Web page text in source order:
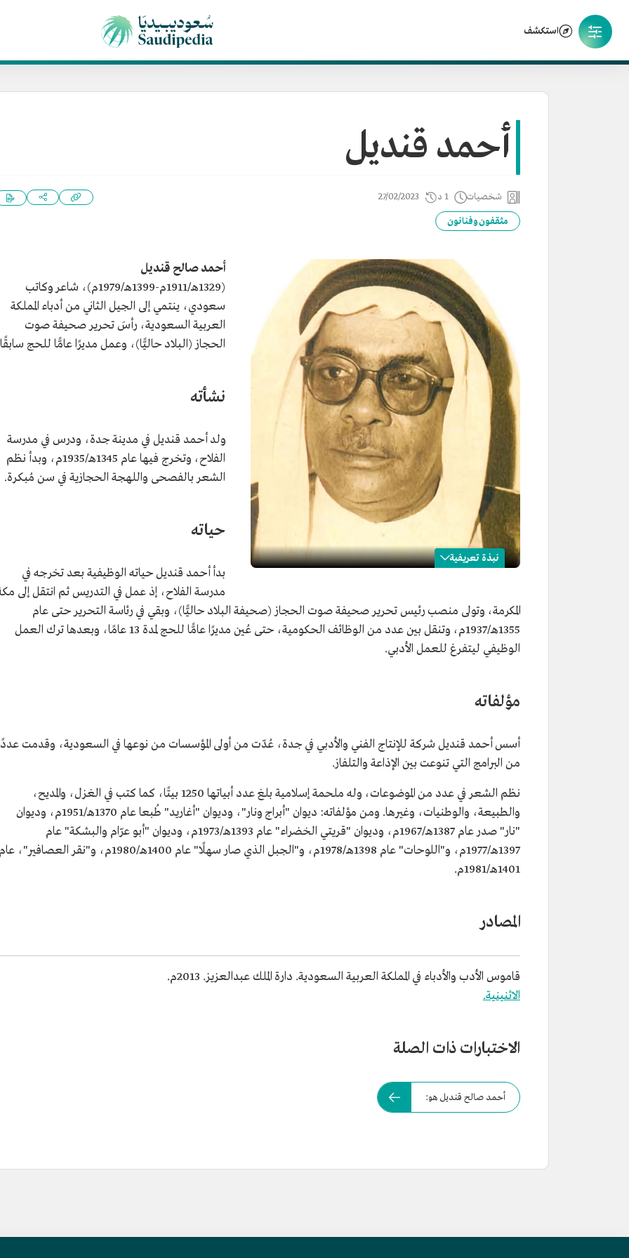
استكشف
أحمد قنديل
شخصيات 1 د 27/02/2023
مثقفون وفنانون
نبذة تعريفية
الاسم
أحمد قنديل.
تاريخ الميلاد
1911م.
مكان الميلاد
مدينة جدة.
مناصب سابقة
أحمد صالح قنديل
(1329هـ/1911م-1399هـ/1979م)، شاعر وكاتب
سعودي، ينتمي إلى الجيل الثاني من أدباء المملكة
العربية السعودية، رأسَ تحرير صحيفة صوت
الحجاز (البلاد حاليًّا)، وعمل مديرًا عامًّا للحج
نشأته
ولد أحمد قنديل في مدينة جدة، ودرس في مدرسة
الفلاح، وتخرج فيها عام 1345هـ/1935م، وبدأ نظم
الشعر بالفصحى واللهجة الحجازية في سن مُبكرة.
حياته
بدأ أحمد قنديل حياته الوظيفية بعد تخرجه في
مدرسة الفلاح، إذ عمل في التدريس ثم انتقل إلى
المكرمة، وتولى منصب رئيس تحرير صحيفة صوت الحجاز (صحيفة البلاد حاليًّا)، وبقي في رئاسة التحرير حتى عام
1355هـ/1937م، وتنقل بين عدد من الوظائف الحكومية، حتى عُين مديرًا عامًّا للحج لمدة 13 عامًا، وبعدها ترك العمل
الوظيفي ليتفرغ للعمل الأدبي.
مؤلفاته
أسس أحمد قنديل شركة للإنتاج الفني والأدبي في جدة، عُدّت من أولى المؤسسات من نوعها في السعودية، وقدمت
من البرامج التي تنوعت بين الإذاعة والتلفاز.
نظم الشعر في عدد من الموضوعات، وله ملحمة إسلامية بلغ عدد أبياتها 1250 بيتًا، كما كتب في الغزل، والمديح،
والطبيعة، والوطنيات، وغيرها. ومن مؤلفاته: ديوان "أبراج ونار"، وديوان "أغاريد" طُبعا عام 1370هـ/1951م، ودیوان
"نار" صدر عام 1387هـ/1967م، وديوان "قريتي الخضراء" عام 1393هـ/1973م، وديوان "أبو عرّام والبشكة" عام
1397هـ/1977م، و"اللوحات" عام 1398هـ/1978م، و"الجبل الذي صار سهلًا" عام 1400هـ/1980م، و"نقر العصافير"،
1401هـ/1981م.
المصادر
قاموس الأدب والأدباء في المملكة العربية السعودية. دارة الملك عبدالعزيز. 2013م.
الاثنينية.
الاختبارات ذات الصلة
أحمد صالح قنديل هو: